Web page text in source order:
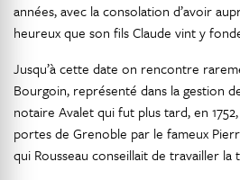
années, avec la consolation d’avoir
heureux que son fils Claude vint y
Jusqu’à cette date on rencontre
Bourgoin, représenté dans la gestion
notaire Avalet qui fut plus tard, en
portes de Grenoble par le fameux
qui Rousseau conseillait de travailler